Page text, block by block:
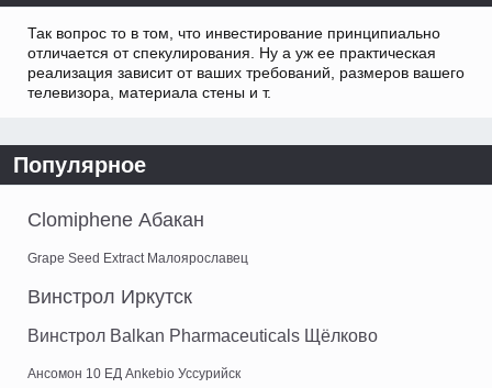
Так вопрос то в том, что инвестирование принципиально
отличается от спекулирования. Ну а уж ее практическая
реализация зависит от ваших требований, размеров вашего
телевизора, материала стены и т.
Популярное
Clomiphene Абакан
Grape Seed Extract Малоярославец
Винстрол Иркутск
Винстрол Balkan Pharmaceuticals Щёлково
Ансомон 10 ЕД Ankebio Уссурийск